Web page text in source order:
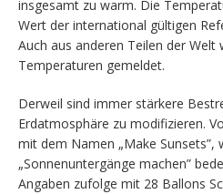
insgesamt zu warm. Die
Wert der international gültigen
Auch aus anderen Teilen der Welt
Temperaturen gemeldet.
Derweil sind immer stärkere
Erdatmosphäre zu modifizieren.
mit dem Namen „Make Sunsets”,
„Sonnenuntergänge machen”
Angaben zufolge mit 28 Ballons